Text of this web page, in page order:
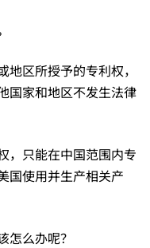
区所授予的专利权，
国家和地区不发生法律
，只能在中国范围内专
国使用并生产相关产
怎么办呢？